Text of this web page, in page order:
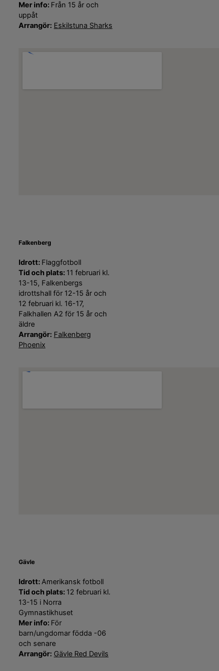
Mer info: Från 15 år och
uppåt
Arrangör: Eskilstuna Sharks
Falkenberg
Idrott: Flaggfotboll
Tid och plats: 11 februari kl.
13-15, Falkenbergs
idrottshall för 12-15 år och
12 februari kl. 16-17,
Falkhallen A2 för 15 år och
äldre
Arrangör: Falkenberg
Phoenix
Gävle
Idrott:Amerikansk fotboll
Tid och plats: 12 februari kl.
13-15 i Norra
Gymnastikhuset
Mer info: För
barn/ungdomar födda -06
och senare
Arrangör: Gävle Red Devils